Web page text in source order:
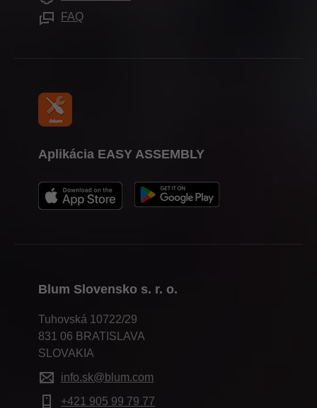
Pomôcky na spracovanie
Tlač
Blum Slovensko s. r. o.
Tuhovská 10722/29
831 06 BRATISLAVA
SLOVAKIA
info.sk@blum.com
+421 905 99 79 77
Aplikácia EASY ASSEMBLY
FAQ